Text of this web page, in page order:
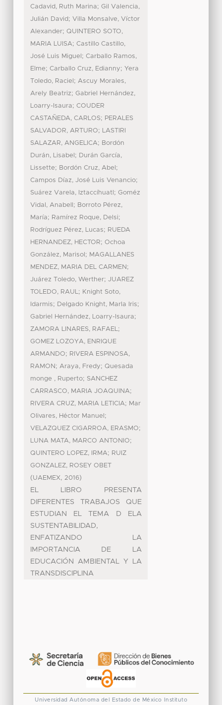
Cadavid, Ruth Marina; Gil Valencia,
Julián David; Villa Monsalve, Víctor
Alexander; QUINTERO SOTO,
MARIA LUISA; Castillo Castillo,
José Luis Miguel ; Carballo Ramos,
Elme; Carballo Cruz, Edianny; Yera
Toledo, Raciel ; Ascuy Morales,
Arely Beatriz; Gabriel Hernández,
Loarry-Isaura; COUDER
CASTAÑEDA, CARLOS; PERALES
SALVADOR, ARTURO; LASTIRI
SALAZAR, ANGELICA; Bordón
Durán, Lisabel ; Durán García,
Lissette; Bordón Cruz, Abel ;
Campos Díaz, José Luis Venancio;
Suárez Varela, Iztaccíhuatl ; Goméz
Vidal, Anabell
; Borroto Pérez,
María; Ramírez Roque, Delsi;
Rodríguez Pérez, Lucas; RUEDA
HERNANDEZ, HECTOR; Ochoa
González, Marisol ; MAGALLANES
MENDEZ, MARIA DEL CARMEN ;
Juárez Toledo, Werther; JUAREZ
TOLEDO, RAUL; Knight Soto,
Idarmis; Delgado Knight, Marla Iris;
Gabriel Hernández, Loarry-Isaura;
ZAMORA LINARES, RAFAEL;
GOMEZ LOZOYA, ENRIQUE
ARMANDO; RIVERA ESPINOSA,
RAMON ; Araya, Fredy; Quesada
monge , Ruperto; SANCHEZ
CARRASCO, MARIA JOAQUINA;
RIVERA CRUZ, MARIA LETICIA; Mar
Olivares, Héctor Manuel ;
VELAZQUEZ CIGARROA, ERASMO;
LUNA MATA, MARCO ANTONIO;
QUINTERO LOPEZ, IRMA; RUIZ
GONZALEZ, ROSEY OBET
(UAEMEX, 2016)
EL LIBRO PRESENTA
DIFERENTES TRABAJOS QUE
ESTUDIAN EL TEMA D ELA
SUSTENTABILIDAD,
ENFATIZANDO LA
IMPORTANCIA DE LA
EDUCACIÓN AMBIENTAL Y LA
TRANSDISCIPLINA
Universidad Autónoma del Estado de México Instituto